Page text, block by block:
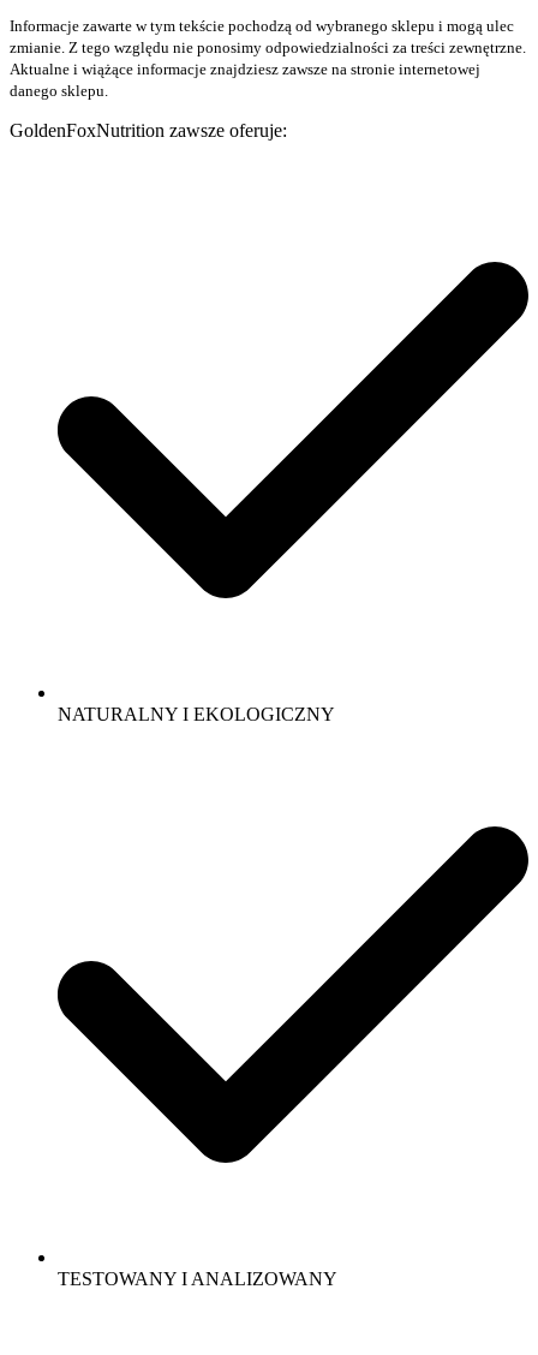
Informacje zawarte w tym tekście pochodzą od wybranego sklepu i mogą ulec
zmianie. Z tego względu nie ponosimy odpowiedzialności za treści zewnętrzne.
Aktualne i wiążące informacje znajdziesz zawsze na stronie internetowej
danego sklepu.
GoldenFoxNutrition zawsze oferuje:
NATURALNY I EKOLOGICZNY
TESTOWANY I ANALIZOWANY